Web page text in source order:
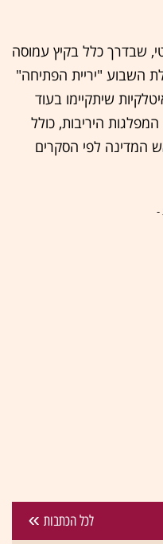
שבדרך כלל בקיץ עמוסה
השבוע "יריית הפתיחה"
שיתקיימו בעוד
היריבות, כולל
המדינה לפי הסקרים
-
לכל הכתבות